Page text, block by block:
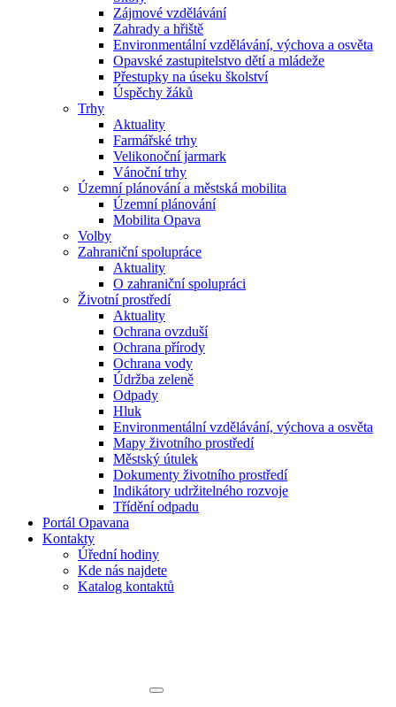
Zájmové vzdělávání
Zahrady a hřiště
Environmentální vzdělávání, výchova a osvěta
Opavské zastupitelstvo dětí a mládeže
Přestupky na úseku školství
Úspěchy žáků
Trhy
Aktuality
Farmářské trhy
Velikonoční jarmark
Vánoční trhy
Územní plánování a městská mobilita
Územní plánování
Mobilita Opava
Volby
Zahraniční spolupráce
Aktuality
O zahraniční spolupráci
Životní prostředí
Aktuality
Ochrana ovzduší
Ochrana přírody
Ochrana vody
Údržba zeleně
Odpady
Hluk
Environmentální vzdělávání, výchova a osvěta
Mapy životního prostředí
Městský útulek
Dokumenty životního prostředí
Indikátory udržitelného rozvoje
Třídění odpadu
Portál Opavana
Kontakty
Úřední hodiny
Kde nás najdete
Katalog kontaktů